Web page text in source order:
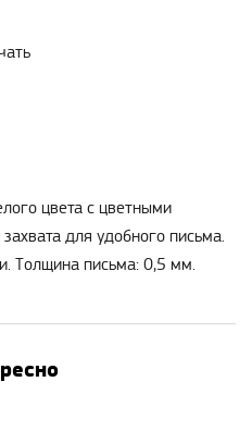
цвета с цветными
для удобного письма.
Толщина письма: 0,5 мм.